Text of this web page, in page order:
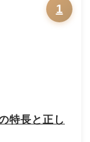
1
特長と正し